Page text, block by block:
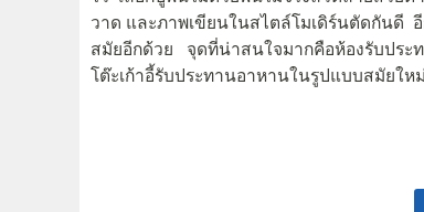
วาด และภาพเขียนในสไตล์โมเดิร์นตัดกันดี
สมัยอีกด้วย จุดที่น่าสนใจมากคือห้องรับประ
โต๊ะเก้าอี้รับประทานอาหานในรูปแบบสมัยใ